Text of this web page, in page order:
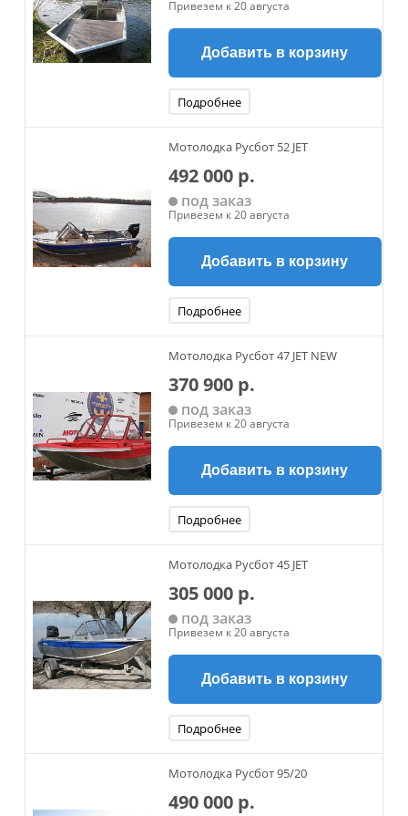
Привезем к 20 августа
Добавить в корзину
Подробнее
Мотолодка Русбот 52 JET
492 000 р.
под заказ
Привезем к 20 августа
Добавить в корзину
Подробнее
Мотолодка Русбот 47 JET NEW
370 900 р.
под заказ
Привезем к 20 августа
Добавить в корзину
Подробнее
Мотолодка Русбот 45 JET
305 000 р.
под заказ
Привезем к 20 августа
Добавить в корзину
Подробнее
Мотолодка Русбот 95/20
490 000 р.